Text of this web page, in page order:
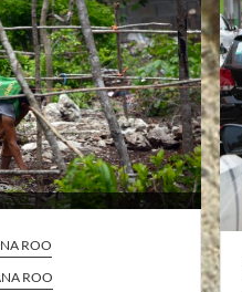
ROO
ROO